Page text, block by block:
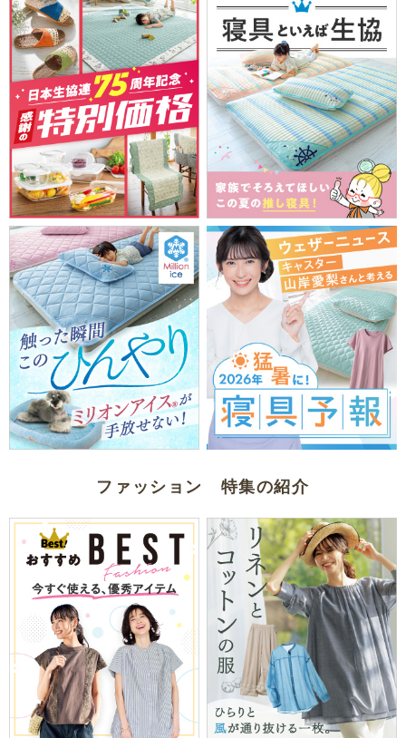
ファッション 特集の紹介